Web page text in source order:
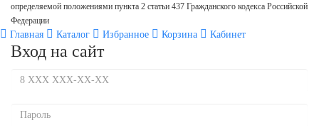
определяемой положениями пункта 2 статьи 437 Гражданского кодекса Российской
Федерации
Главная Каталог Избранное Корзина Кабинет
Вход на сайт